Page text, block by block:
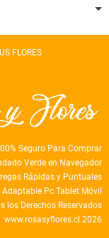
FLORES
Seguro Para Comprar
Verde en Navegador
Rápidas y Puntuales
Adaptable Pc Tablet Móvil
los Derechos Reservados
www.rosasyflores.cl 2026